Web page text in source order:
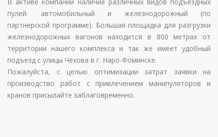
пулей: автомобильный и железнодорожный (по
партнерской программе). Большая площадка для разгрузки
железнодорожных вагонов находится в 800 метрах от
территории нашего комплекса и так же имеет удобный
подъезд с улицы Чехова в г. Наро-Фоминске.
Пожалуйста, с целью оптимизации затрат заявки на
производство работ с привлечением манипуляторов и
кранов присылайте заблаговременно.